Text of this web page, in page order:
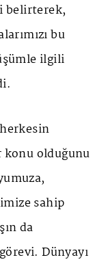
belirterek,
bu
ilgili
konu olduğunu
sahip
da
Dünyayı